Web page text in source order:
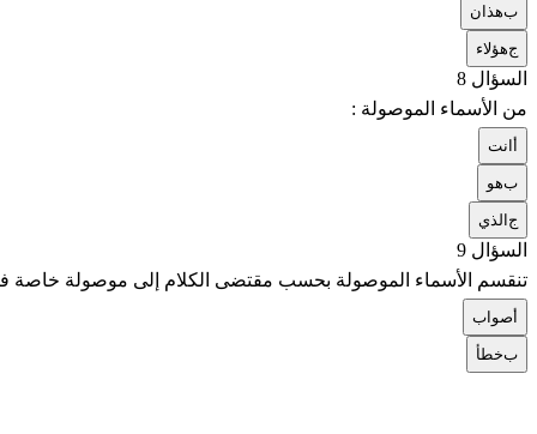
بهذان
جهؤلاء
السؤال 8
من الأسماء الموصولة :
أانت
بهو
جالذي
السؤال 9
تنقسم الأسماء الموصولة بحسب مقتضى الكلام إلى موصولة خاصة
أصواب
بخطأ